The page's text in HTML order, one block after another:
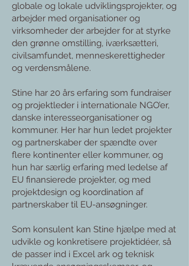
globale og lokale udviklingsprojekter, og
arbejder med organisationer og
virksomheder der arbejder for at styrke
den grønne omstilling, iværksætteri,
civilsamfundet, menneskerettigheder
og verdensmålene.
Stine har 20 års erfaring som fundraiser
og projektleder i internationale NGO’er,
danske interesseorganisationer og
kommuner. Her har hun ledet projekter
og partnerskaber der spændte over
flere kontinenter eller kommuner, og
hun har særlig erfaring med ledelse af
EU finansierede projekter, og med
projektdesign og koordination af
partnerskaber til EU-ansøgninger.
Som konsulent kan Stine hjælpe med at
udvikle og konkretisere projektidéer, så
de passer ind i Excel ark og teknisk